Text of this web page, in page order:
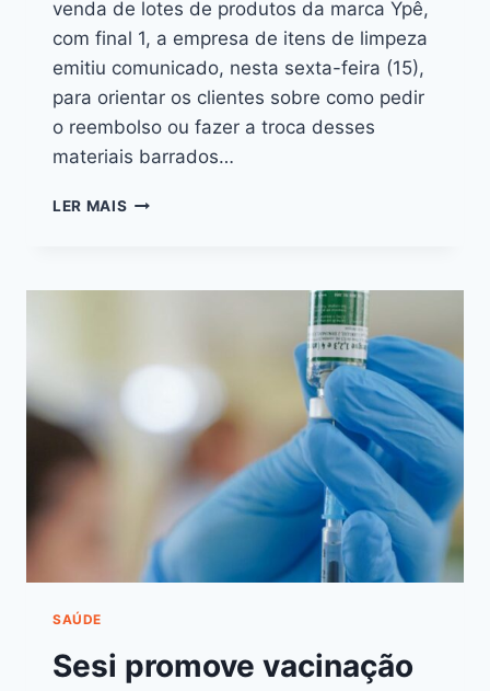
venda de lotes de produtos da marca Ypê,
com final 1, a empresa de itens de limpeza
emitiu comunicado, nesta sexta-feira (15),
para orientar os clientes sobre como pedir
o reembolso ou fazer a troca desses
materiais barrados…
LER MAIS
SAÚDE
Sesi promove vacinação